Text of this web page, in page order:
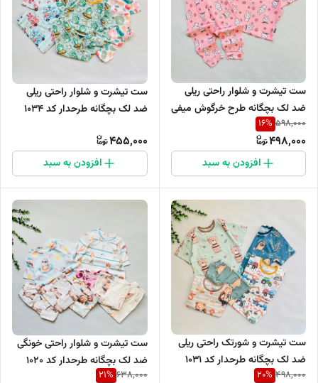
ست تیشرت و شلوار راحتی ریلی
ضد لک بچگانه طرح خرگوش میفی
کد 1035
598,000
16%
498,000
افزودن به سبد
ست تیشرت و شلوار راحتی ریلی
ضد لک بچگانه طرحدار کد 1034
455,000
افزودن به سبد
ست تیشرت و شورتک راحتی ریلی
ضد لک بچگانه طرحدار کد 1031
498,000
20%
ست تیشرت و شلوار راحتی خونگی
ضد لک بچگانه طرحدار کد 1020
638,000
21%